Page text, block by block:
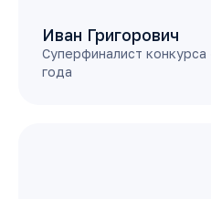
Иван Григорович
Суперфиналист
года